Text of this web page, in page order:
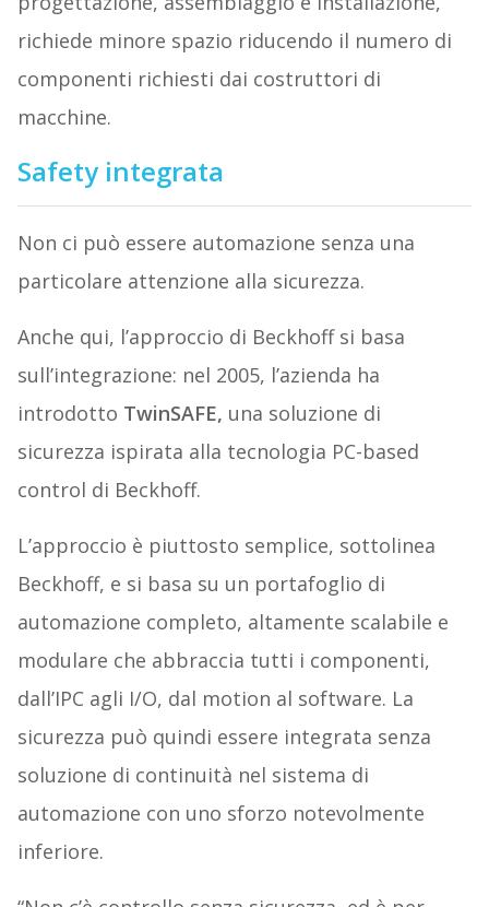
richiede minore spazio riducendo il numero di
componenti richiesti dai costruttori di
macchine.
Safety integrata
Non ci può essere automazione senza una
particolare attenzione alla sicurezza.
Anche qui, l’approccio di Beckhoff si basa
sull’integrazione: nel 2005, l’azienda ha
introdotto TwinSAFE, una soluzione di
sicurezza ispirata alla tecnologia PC-based
control di Beckhoff.
L’approccio è piuttosto semplice, sottolinea
Beckhoff, e si basa su un portafoglio di
automazione completo, altamente scalabile e
modulare che abbraccia tutti i componenti,
dall’IPC agli I/O, dal motion al software. La
sicurezza può quindi essere integrata senza
soluzione di continuità nel sistema di
automazione con uno sforzo notevolmente
inferiore.